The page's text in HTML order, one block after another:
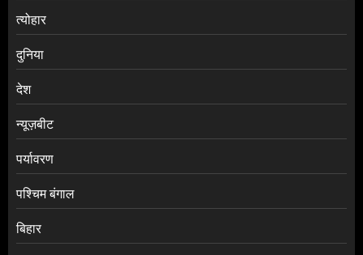
त्योहार
दुनिया
देश
न्यूज़बीट
पर्यावरण
पश्चिम बंगाल
बिहार